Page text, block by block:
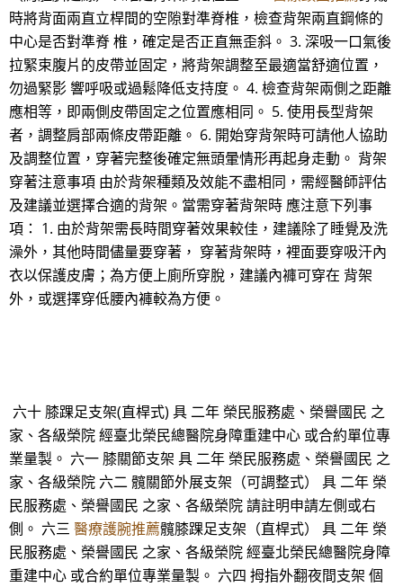
時將背面兩直立桿間的空隙對準脊椎，檢查背架兩直鋼條的
中心是否對準脊 椎，確定是否正直無歪斜。 3. 深吸一口氣後
拉緊束腹片的皮帶並固定，將背架調整至最適當舒適位置，
勿過緊影 響呼吸或過鬆降低支持度。 4. 檢查背架兩側之距離
應相等，即兩側皮帶固定之位置應相同。 5. 使用長型背架
者，調整肩部兩條皮帶距離。 6. 開始穿背架時可請他人協助
及調整位置，穿著完整後確定無頭暈情形再起身走動。 背架
穿著注意事項 由於背架種類及效能不盡相同，需經醫師評估
及建議並選擇合適的背架。當需穿著背架時 應注意下列事
項： 1. 由於背架需長時間穿著效果較佳，建議除了睡覺及洗
澡外，其他時間儘量要穿著， 穿著背架時，裡面要穿吸汗內
衣以保護皮膚；為方便上廁所穿脫，建議內褲可穿在 背架
外，或選擇穿低腰內褲較為方便。
六十 膝踝足支架(直桿式) 具 二年 榮民服務處、榮譽國民 之
家、各級榮院 經臺北榮民總醫院身障重建中心 或合約單位專
業量製。 六一 膝關節支架 具 二年 榮民服務處、榮譽國民 之
家、各級榮院 六二 髖關節外展支架（可調整式） 具 二年 榮
民服務處、榮譽國民 之家、各級榮院 請註明申請左側或右
側。 六三 醫療護腕推薦髖膝踝足支架（直桿式） 具 二年 榮
民服務處、榮譽國民 之家、各級榮院 經臺北榮民總醫院身障
重建中心 或合約單位專業量製。 六四 拇指外翻夜間支架 個